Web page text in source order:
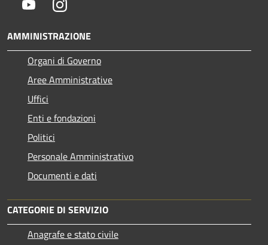
YoutubeInstagram
AMMINISTRAZIONE
Organi di Governo
Aree Amministrative
Uffici
Enti e fondazioni
Politici
Personale Amministrativo
Documenti e dati
CATEGORIE DI SERVIZIO
Anagrafe e stato civile